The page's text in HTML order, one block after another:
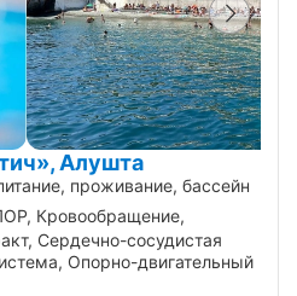
Алушта
проживание, бассейн
Кровообращение,
Сердечно-сосудистая
Опорно-двигательный